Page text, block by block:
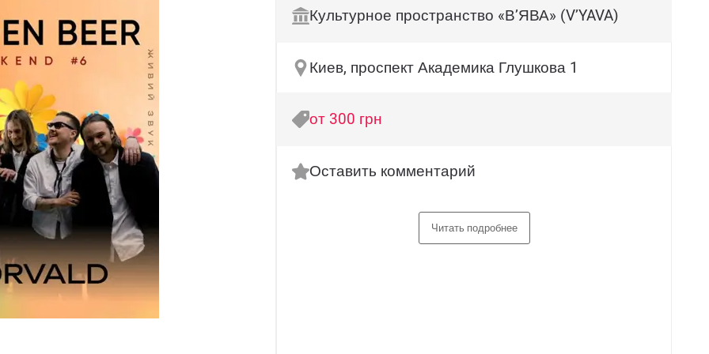
Культурное пространство «В’ЯВА» (V’YAVA)
Киев, проспект Академика Глушкова 1
от 300 грн
Оставить комментарий
Читать подробнее